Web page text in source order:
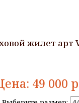
жилет арт
49 000